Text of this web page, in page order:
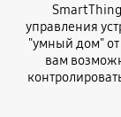
управления
"умный дом" от
вам